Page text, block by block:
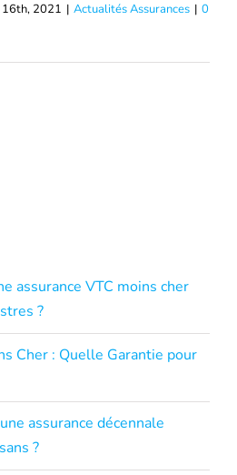
2021 | Actualités Assurances | 0
assurance VTC moins cher
?
Cher : Quelle Garantie pour
assurance décennale
?